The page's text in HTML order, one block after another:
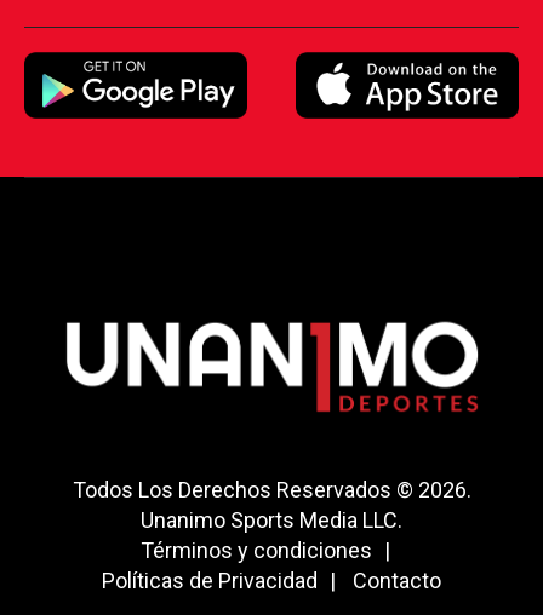
Todos Los Derechos Reservados © 2026.
Unanimo Sports Media LLC.
Términos y condiciones
Políticas de Privacidad
Contacto